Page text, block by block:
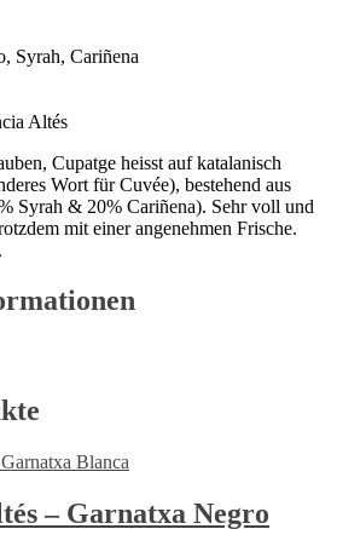
Syrah, Cariñena
Altés
Cupatge heisst auf katalanisch
Wort für Cuvée), bestehend aus
Syrah & 20% Cariñena). Sehr voll und
mit einer angenehmen Frische.
– Garnatxa Negro